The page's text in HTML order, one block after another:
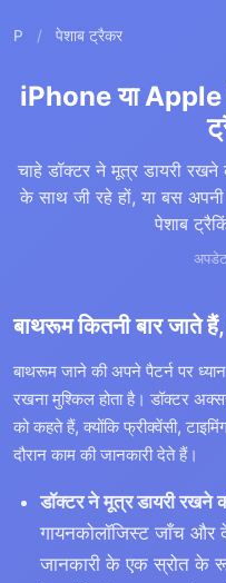
P / पेशाब ट्रैकर
iPhone या Apple
चाहे डॉक्टर ने मूत्र डायरी
के साथ जी रहे हों, या बस
पेशाब
बाथरूम कितनी बार जाते
बाथरूम जाने की अपने पैटर्न पर
रखना मुश्किल होता है। डॉक्टर
को कहते हैं, क्योंकि फ्रीक्वेंसी,
दौरान काम की जानकारी देते हैं।
डॉक्टर ने मूत्र डायरी रखने
गायनकोलॉजिस्ट जाँच और
जानकारी के एक स्रोत के